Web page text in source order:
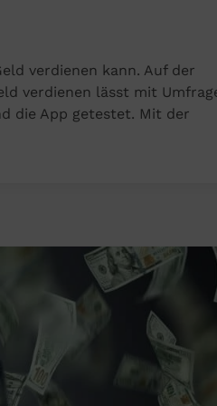
verdienen kann. Auf der
verdienen lässt mit
die App getestet. Mit der